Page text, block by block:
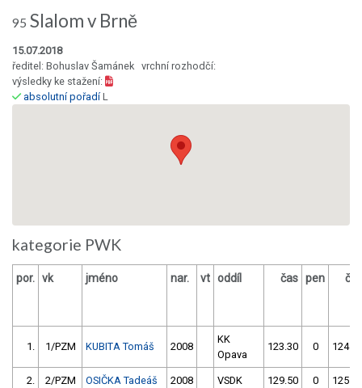
95 Slalom v Brně
15.07.2018
ředitel: Bohuslav Šamánek vrchní rozhodčí:
výsledky ke stažení:
absolutní pořadíL
kategorie PWK
por. vk jméno nar. vt oddíl čas pen čas
1. 1/PZM KUBITA Tomáš 2008
KK
Opava
123.30 0 124.50
2. 2/PZM OSIČKA Tadeáš 2008 VSDK 129.50 0 125.50